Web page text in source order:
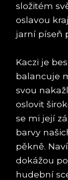
složitém
oslavou
jarní píseň
Kaczi je
balancuje
svou
oslovit
se mi její
barvy
pěkně.
dokážou
hudební